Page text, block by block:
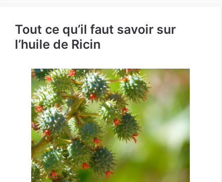
Tout ce qu’il faut savoir sur
l’huile de Ricin